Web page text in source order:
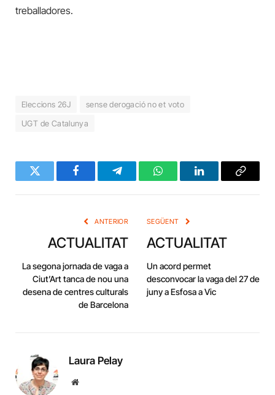
treballadores.
Eleccions 26J
sense derogació no et voto
UGT de Catalunya
Twitter FacebookTelegramWhatsAppLinkedInCopy
ANTERIOR
ACTUALITAT
La segona jornada de vaga a
Ciut’Art tanca de nou una
desena de centres culturals
de Barcelona
SEGÜENT
ACTUALITAT
Un acord permet
desconvocar la vaga del 27 de
juny a Esfosa a Vic
Laura Pelay
Website